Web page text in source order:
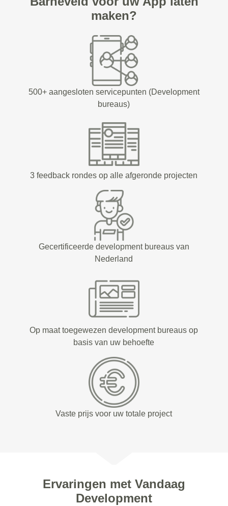
maken?
500+ aangesloten servicepunten (Development
bureaus)
3 feedback rondes op alle afgeronde projecten
Gecertificeerde development bureaus van
Nederland
Op maat toegewezen development bureaus op
basis van uw behoefte
Vaste prijs voor uw totale project
Ervaringen met Vandaag
Development